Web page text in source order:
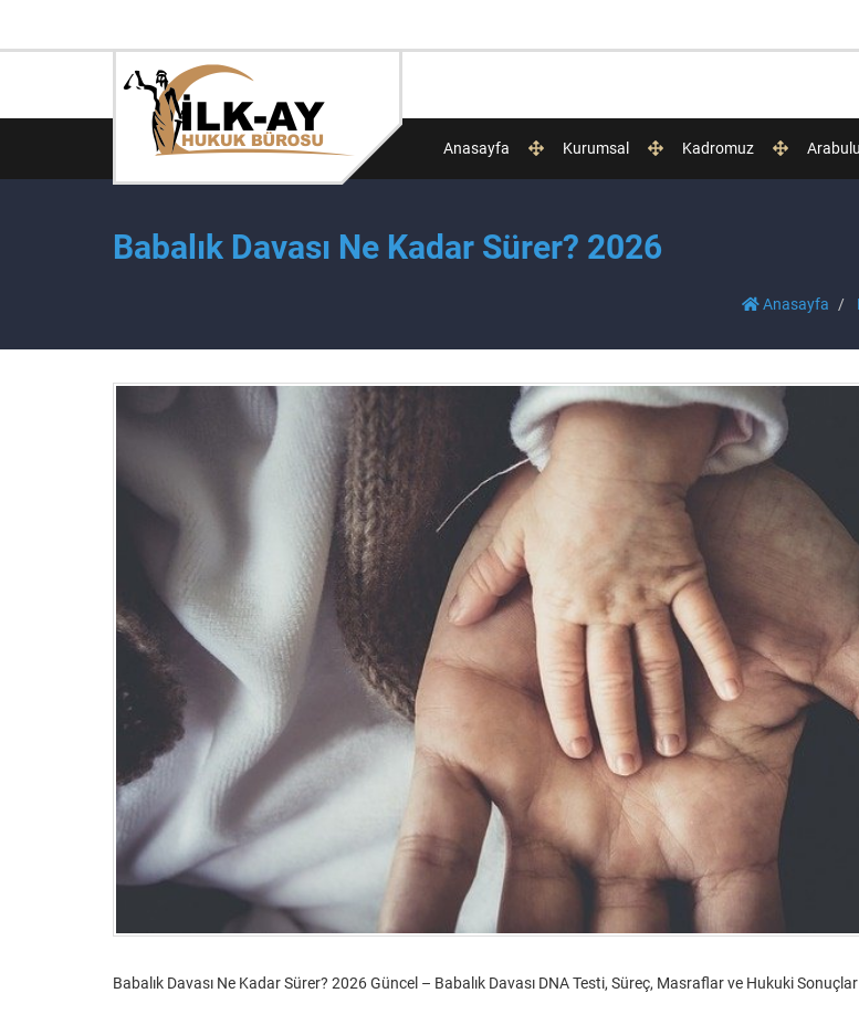
Anasayfa Kurumsal Kadromuz
Babalık Davası Ne Kadar Sürer? 2026
Anasayfa
Babalık Davası Ne Kadar Sürer? 2026 Güncel – Babalık Davası DNA Testi, Süreç, Masraflar ve Hukuki